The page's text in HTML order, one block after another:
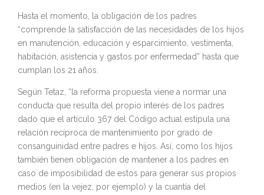
Hasta el momento, la obligación de los padres
“comprende la satisfacción de las necesidades de los hijos
en manutención, educación y esparcimiento, vestimenta,
habitación, asistencia y gastos por enfermedad” hasta que
cumplan los 21 años.
Según Tetaz, “la reforma propuesta viene a normar una
conducta que resulta del propio interés de los padres
dado que el artículo 367 del Código actual estipula una
relación recíproca de mantenimiento por grado de
consanguinidad entre padres e hijos. Así, como los hijos
también tienen obligación de mantener a los padres en
caso de imposibilidad de estos para generar sus propios
medios (en la vejez, por ejemplo) y la cuantía del